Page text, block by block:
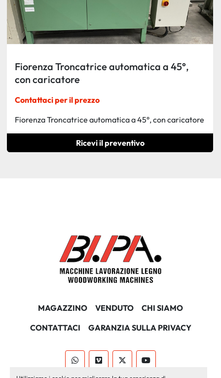
Fiorenza Troncatrice automatica a 45°,
con caricatore
Contattaci per il prezzo
Fiorenza Troncatrice automatica a 45°, con caricatore
Ricevi il preventivo
MAGAZZINO VENDUTO
CHI SIAMO
CONTATTACI
GARANZIA SULLA PRIVACY
whatsappvimeo twitteryoutube